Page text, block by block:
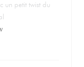
un petit twist du